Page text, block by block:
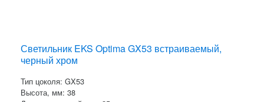
Светильник EKS Optima GX53 встраиваемый,
черный хром
Тип цоколя: GX53
Высота, мм: 38